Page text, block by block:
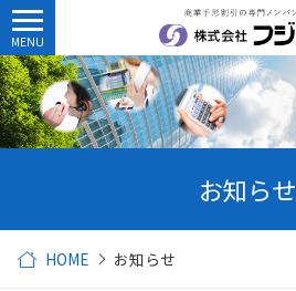
お知らせ
HOME お知らせ